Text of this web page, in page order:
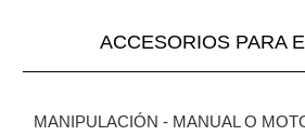
ACCESORIOS PARA
MANIPULACIÓN - MANUAL O